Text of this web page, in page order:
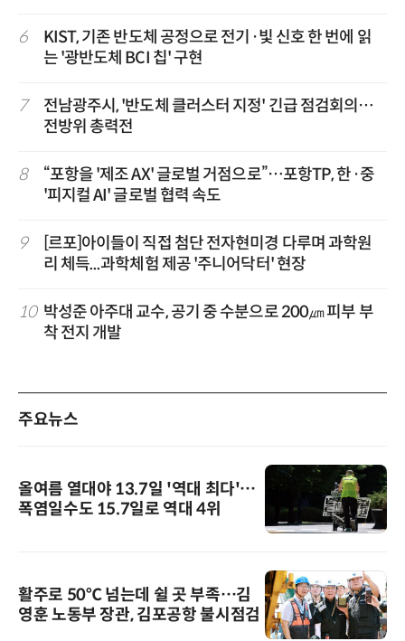
6
KIST, 기존 반도체 공정으로 전기·빛 신호 한 번에 읽
는 '광반도체 BCI 칩' 구현
7
전남광주시, '반도체 클러스터 지정' 긴급 점검회의…
전방위 총력전
8
“포항을 '제조 AX' 글로벌 거점으로”…포항TP, 한·중
'피지컬 AI' 글로벌 협력 속도
9
[르포]아이들이 직접 첨단 전자현미경 다루며 과학원
리 체득...과학체험 제공 '주니어닥터' 현장
10 박성준 아주대 교수, 공기 중 수분으로 200㎛ 피부 부
착 전지 개발
주요뉴스
올여름 열대야 13.7일 '역대 최다'…
폭염일수도 15.7일로 역대 4위
활주로 50℃ 넘는데 쉴 곳 부족…김
영훈 노동부 장관, 김포공항 불시점검